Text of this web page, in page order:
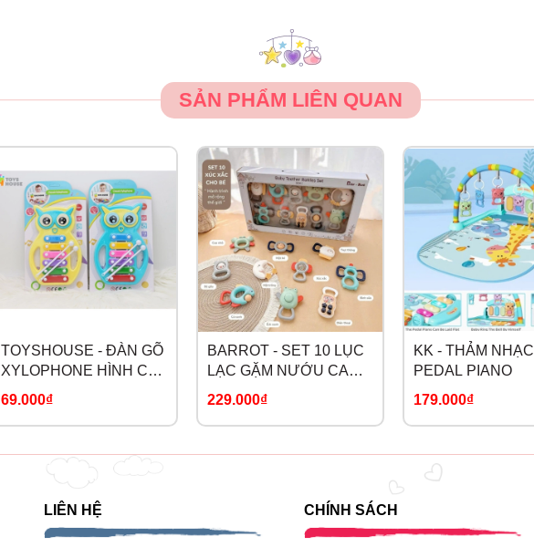
SẢN PHẨM LIÊN QUAN
TOYSHOUSE - ĐÀN GÕ
XYLOPHONE HÌNH CÚ
MÈO C601
69.000₫
BARROT - SET 10 LỤC
LẠC GẶM NƯỚU CAO
CẤP
229.000₫
KK - THẢM NHẠC
PEDAL PIANO
179.000₫
LIÊN HỆ CHÍNH SÁCH